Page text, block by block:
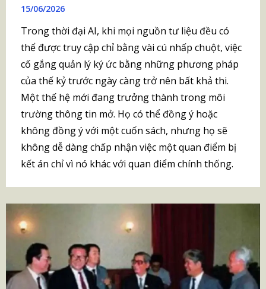
15/06/2026
Trong thời đại AI, khi mọi nguồn tư liệu đều có
thể được truy cập chỉ bằng vài cú nhấp chuột, việc
cố gắng quản lý ký ức bằng những phương pháp
của thế kỷ trước ngày càng trở nên bất khả thi.
Một thế hệ mới đang trưởng thành trong môi
trường thông tin mở. Họ có thể đồng ý hoặc
không đồng ý với một cuốn sách, nhưng họ sẽ
không dễ dàng chấp nhận việc một quan điểm bị
kết án chỉ vì nó khác với quan điểm chính thống.